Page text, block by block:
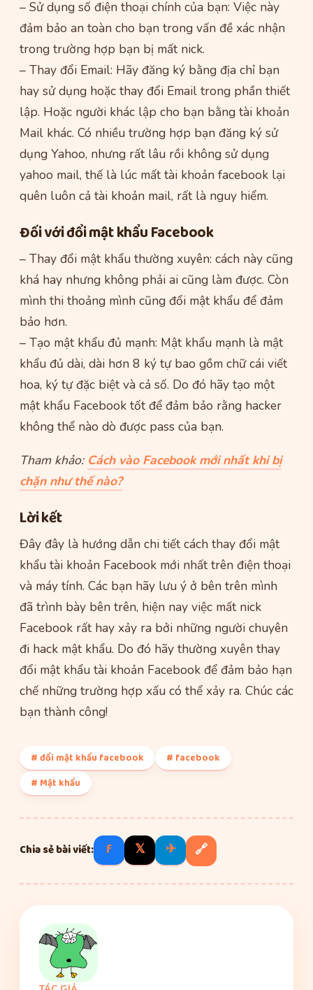
– Sử dụng số điện thoại chính của bạn: Việc này
đảm bảo an toàn cho bạn trong vấn đề xác nhận
trong trường hợp bạn bị mất nick.
– Thay đổi Email: Hãy đăng ký bằng địa chỉ bạn
hay sử dụng hoặc thay đổi Email trong phần thiết
lập. Hoặc người khác lập cho bạn bằng tài khoản
Mail khác. Có nhiều trường hợp bạn đăng ký sử
dụng Yahoo, nhưng rất lâu rồi không sử dụng
yahoo mail, thế là lúc mất tài khoản facebook lại
quên luôn cả tài khoản mail, rất là nguy hiểm.
Đối với đổi mật khẩu Facebook
– Thay đổi mật khẩu thường xuyên: cách này cũng
khá hay nhưng không phải ai cũng làm được. Còn
mình thi thoảng mình cũng đổi mật khẩu để đảm
bảo hơn.
– Tạo mật khẩu đủ mạnh: Mật khẩu mạnh là mật
khẩu đủ dài, dài hơn 8 ký tự bao gồm chữ cái viết
hoa, ký tự đặc biệt và cả số. Do đó hãy tạo một
mật khẩu Facebook tốt để đảm bảo rằng hacker
không thể nào dò được pass của bạn.
Tham khảo: Cách vào Facebook mới nhất khi bị
chặn như thế nào?
Lời kết
Đây đây là hướng dẫn chi tiết cách thay đổi mật
khẩu tài khoản Facebook mới nhất trên điện thoại
và máy tính. Các bạn hãy lưu ý ở bên trên mình
đã trình bày bên trên, hiện nay việc mất nick
Facebook rất hay xảy ra bởi những người chuyên
đi hack mật khẩu. Do đó hãy thường xuyên thay
đổi mật khẩu tài khoản Facebook để đảm bảo hạn
chế những trường hợp xấu có thể xảy ra. Chúc các
bạn thành công!
# đổi mật khẩu facebook
# facebook
# Mật khẩu
Chia sẻ bài viết: f 𝕏 ✈ 🔗